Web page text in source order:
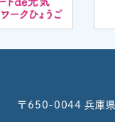
〒650-0044兵庫